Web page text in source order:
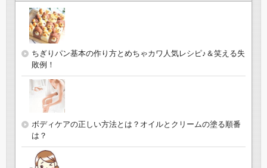
ちぎりパン基本の作り方とめちゃカワ人気レシピ♪＆笑える失
敗例！
ボディケアの正しい方法とは？オイルとクリームの塗る順番
は？